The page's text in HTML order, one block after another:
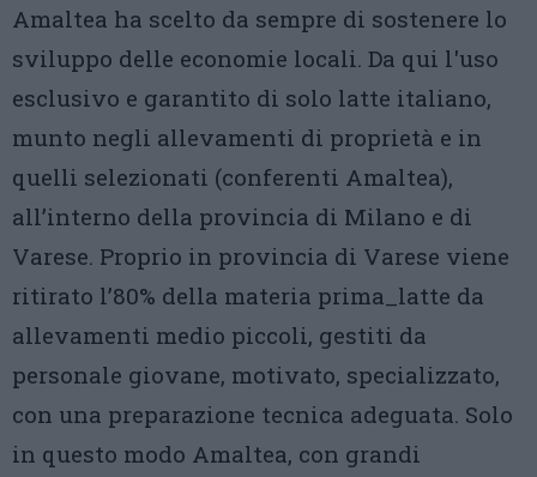
Amaltea ha scelto da sempre di sostenere lo
sviluppo delle economie locali. Da qui l'uso
esclusivo e garantito di solo latte italiano,
munto negli allevamenti di proprietà e in
quelli selezionati (conferenti Amaltea),
all’interno della provincia di Milano e di
Varese. Proprio in provincia di Varese viene
ritirato l’80% della materia prima_latte da
allevamenti medio piccoli, gestiti da
personale giovane, motivato, specializzato,
con una preparazione tecnica adeguata. Solo
in questo modo Amaltea, con grandi